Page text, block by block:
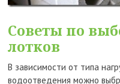
Советы по
лотков
В зависимости от типа
водоотведения можно